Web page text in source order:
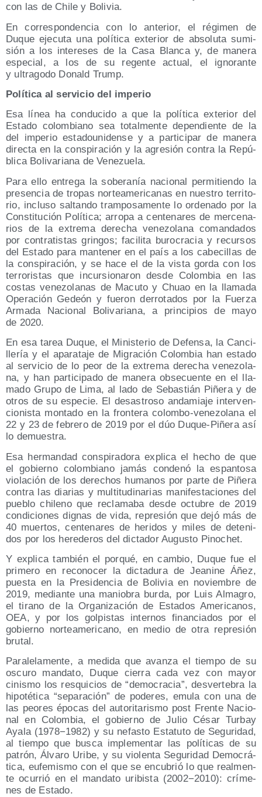
con las de Chi­le y Bolivia.
En corres­pon­den­cia con lo ante­rior, el régi­men de
Duque eje­cu­ta una polí­ti­ca exte­rior de abso­lu­ta sumi­
sión a los intere­ses de la Casa Blan­ca y, de mane­ra
espe­cial, a los de su regen­te actual, el igno­ran­te
y ultra­go­do Donald Trump.
Polí­ti­ca al ser­vi­cio del imperio
Esa línea ha con­du­ci­do a que la polí­ti­ca exte­rior del
Esta­do colom­biano sea total­men­te depen­dien­te de la
del impe­rio esta­dou­ni­den­se y a par­ti­ci­par de mane­ra
direc­ta en la cons­pi­ra­ción y la agre­sión con­tra la Repú­
bli­ca Boli­va­ria­na de Venezuela.
Para ello entre­ga la sobe­ra­nía nacio­nal per­mi­tien­do la
pre­sen­cia de tro­pas nor­te­ame­ri­ca­nas en nues­tro terri­to­
rio, inclu­so sal­tan­do tram­po­sa­men­te lo orde­na­do por la
Cons­ti­tu­ción Polí­ti­ca; arro­pa a cen­te­na­res de mer­ce­na­
rios de la extre­ma dere­cha vene­zo­la­na coman­da­dos
por con­tra­tis­tas grin­gos; faci­li­ta buro­cra­cia y recur­sos
del Esta­do para man­te­ner en el país a los cabe­ci­llas de
la cons­pi­ra­ción, y se hace el de la vis­ta gor­da con los
terro­ris­tas que incur­sio­na­ron des­de Colom­bia en las
cos­tas vene­zo­la­nas de Macu­to y Chuao en la lla­ma­da
Ope­ra­ción Gedeón y fue­ron derro­ta­dos por la Fuer­za
Arma­da Nacio­nal Boli­va­ria­na, a prin­ci­pios de mayo
de 2020.
En esa tarea Duque, el Minis­te­rio de Defen­sa, la Can­ci­
lle­ría y el apa­ra­ta­je de Migra­ción Colom­bia han esta­do
al ser­vi­cio de lo peor de la extre­ma dere­cha vene­zo­la­
na, y han par­ti­ci­pa­do de mane­ra obse­cuen­te en el lla­
ma­do Gru­po de Lima, al lado de Sebas­tián Piñe­ra y de
otros de su espe­cie. El desas­tro­so anda­mia­je inter­ven­
cio­nis­ta mon­ta­do en la fron­te­ra colom­bo-vene­zo­la­na el
22 y 23 de febre­ro de 2019 por el dúo Duque-Piñe­ra así
lo demuestra.
Esa her­man­dad cons­pi­ra­do­ra expli­ca el hecho de que
el gobierno colom­biano jamás con­de­nó la espan­to­sa
vio­la­ción de los dere­chos huma­nos por par­te de Piñe­ra
con­tra las dia­rias y mul­ti­tu­di­na­rias mani­fes­ta­cio­nes del
pue­blo chi­leno que recla­ma­ba des­de octu­bre de 2019
con­di­cio­nes dig­nas de vida, repre­sión que dejó más de
40 muer­tos, cen­te­na­res de heri­dos y miles de dete­ni­
dos por los here­de­ros del dic­ta­dor Augus­to Pinochet.
Y expli­ca tam­bién el por­qué, en cam­bio, Duque fue el
pri­me­ro en reco­no­cer la dic­ta­du­ra de Jea­ni­ne Áñez,
pues­ta en la Pre­si­den­cia de Boli­via en noviem­bre de
2019, median­te una manio­bra bur­da, por Luis Alma­gro,
el tirano de la Orga­ni­za­ción de Esta­dos Ame­ri­ca­nos,
OEA, y por los gol­pis­tas inter­nos finan­cia­dos por el
gobierno nor­te­ame­ri­cano, en medio de otra repre­sión
brutal.
Para­le­la­men­te, a medi­da que avan­za el tiem­po de su
oscu­ro man­da­to, Duque cie­rra cada vez con mayor
cinis­mo los res­qui­cios de “demo­cra­cia”, des­ver­te­bra la
hipo­té­ti­ca “sepa­ra­ción” de pode­res, emu­la con una de
las peo­res épo­cas del auto­ri­ta­ris­mo post Fren­te Nacio­
nal en Colom­bia, el gobierno de Julio César Tur­bay
Aya­la (1978−1982) y su nefas­to Esta­tu­to de Segu­ri­dad,
al tiem­po que bus­ca imple­men­tar las polí­ti­cas de su
patrón, Álva­ro Uri­be, y su vio­len­ta Segu­ri­dad Demo­crá­
ti­ca, eufe­mis­mo con el que se encu­brió lo que real­men­
te ocu­rrió en el man­da­to uri­bis­ta (2002−2010): crí­me­
nes de Estado.